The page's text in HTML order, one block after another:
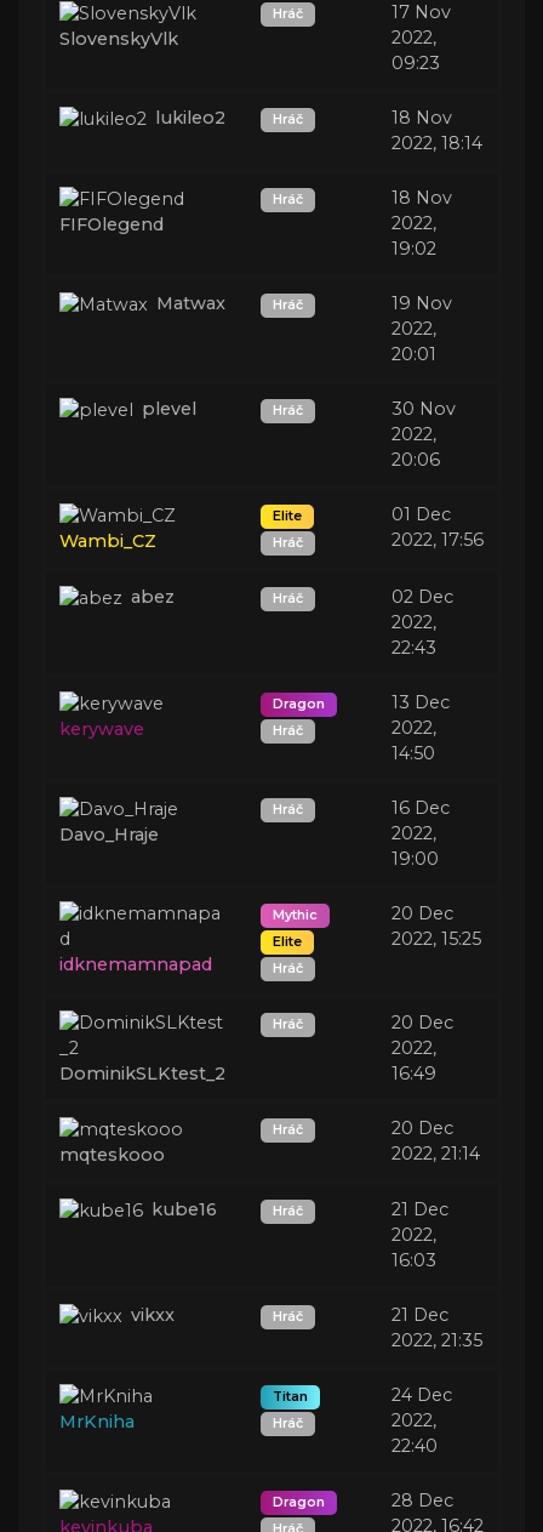
SlovenskyVlk
Hráč
17 Nov
2022,
09:23
lukileo2 Hráč
18 Nov
2022, 18:14
FIFOlegend
Hráč
18 Nov
2022,
19:02
Matwax Hráč
19 Nov
2022,
20:01
plevel Hráč
30 Nov
2022,
20:06
Wambi_CZ
Elite
Hráč
01 Dec
2022, 17:56
abez Hráč
02 Dec
2022,
22:43
kerywave
Dragon
Hráč
13 Dec
2022,
14:50
Davo_Hraje
Hráč
16 Dec
2022,
19:00
idknemamnapad
Mythic
Elite
Hráč
20 Dec
2022, 15:25
DominikSLKtest_2
Hráč
20 Dec
2022,
16:49
mqteskooo
Hráč
20 Dec
2022, 21:14
kube16 Hráč
21 Dec
2022,
16:03
vikxx Hráč
21 Dec
2022, 21:35
MrKniha
Titan
Hráč
24 Dec
2022,
22:40
kevinkuba
Dragon
28 Dec
2022, 16:42